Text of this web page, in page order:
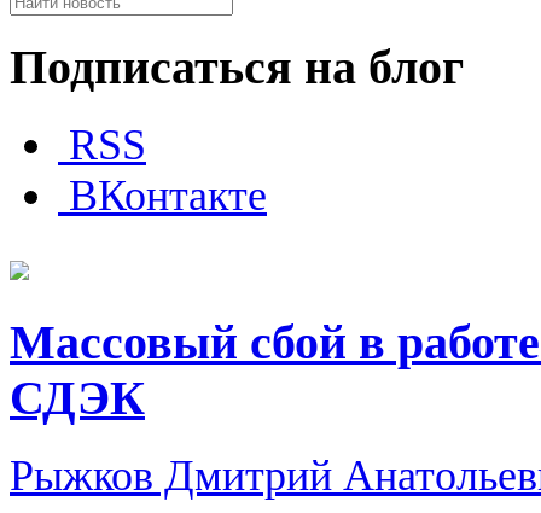
Подписаться на блог
RSS
ВКонтакте
Массовый сбой в
СДЭК
Рыжков Дмитрий